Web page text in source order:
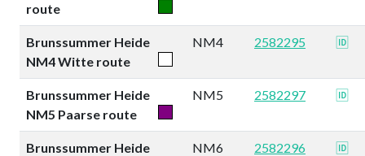
route
Brunssummer Heide
NM4 Witte route
NM4 2582295 🆔
Brunssummer Heide
NM5 Paarse route
NM5 2582297 🆔
Brunssummer Heide
NM6 2582296 🆔